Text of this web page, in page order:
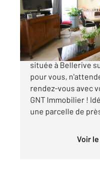
Maison à vendre
350
Vous recherchez
située à Bellerive
pour vous,
rendez-vous avec
GNT Immobilier !
une parcelle de
Voir